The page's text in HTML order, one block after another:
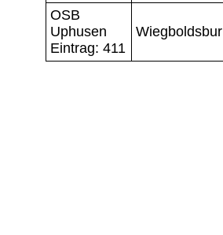
OSB
Uphusen
Eintrag: 411
Wiegboldsbur